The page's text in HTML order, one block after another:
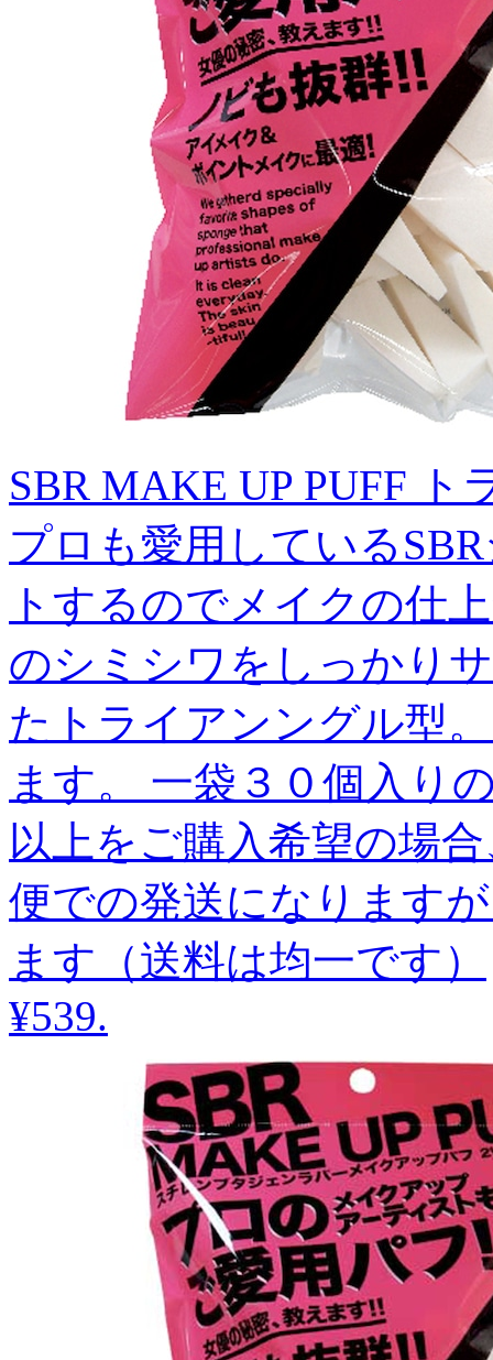
SBR MAKE UP PUFF ト
プロも愛用している
トするのでメイクの仕
のシミシワをしっかり
たトライアンングル型
ます。 一袋３０個入り
以上をご購入希望の場
便での発送になります
ます（送料は均一です）
¥539.